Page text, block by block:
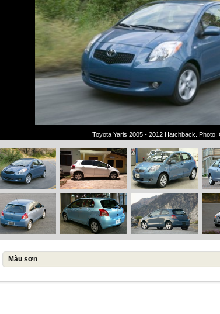
Toyota Yaris 2005 - 2012 Hatchback. Photo:
Màu sơn